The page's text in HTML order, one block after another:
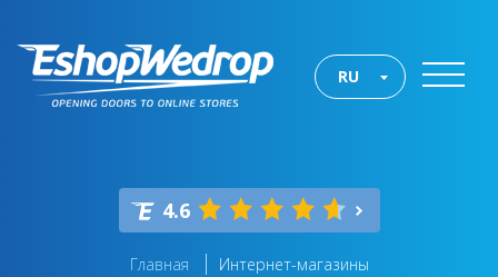
RU
4.6
Главная Интернет-магазины